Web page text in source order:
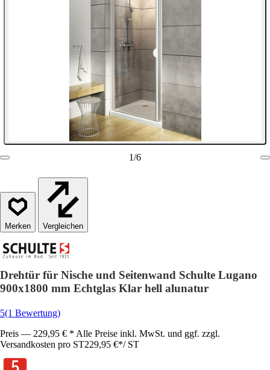
1/6
Vergleichen
Drehtür für Nische und Seitenwand Schulte Lugano
900x1800 mm Echtglas Klar hell alunatur
5(1 Bewertung)
Preis — 229,95 € * Alle Preise inkl. MwSt. und ggf. zzgl.
Versandkosten pro ST229,95 €*/ ST